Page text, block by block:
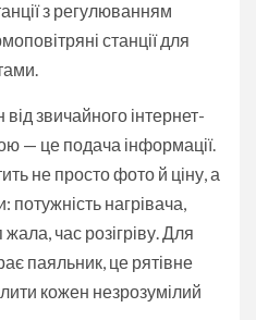
з регулюванням
станції для
звичайного інтернет-
— це подача інформації.
не просто фото й ціну, а
потужність нагрівача,
час розігріву. Для
паяльник, це рятівне
кожен незрозумілий